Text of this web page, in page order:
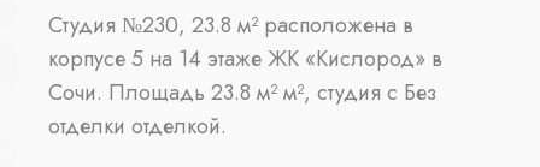
Студия №230, 23.8 м² расположена в
корпусе 5 на 14 этаже ЖК «Кислород» в
Сочи. Площадь 23.8 м² м², студия с Без
отделки отделкой.